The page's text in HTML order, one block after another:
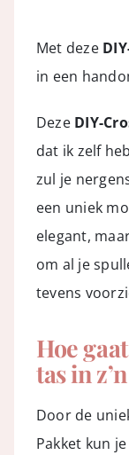
Met deze
in een
Deze DIY-
dat ik zelf
zul je
een uniek
elegant,
om al je
tevens
Hoe
tas in
Door de
Pakket kun